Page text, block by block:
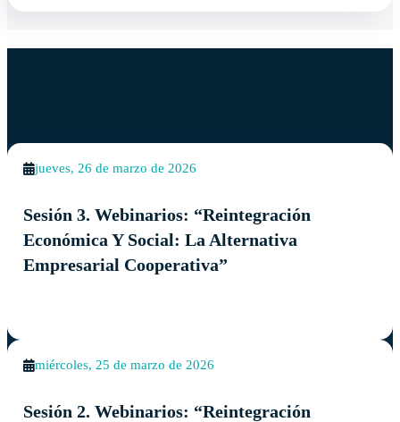
jueves, 26 de marzo de 2026
Sesión 3. Webinarios: “Reintegración
Económica Y Social: La Alternativa
Empresarial Cooperativa”
miércoles, 25 de marzo de 2026
Sesión 2. Webinarios: “Reintegración